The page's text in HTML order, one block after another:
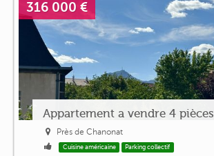
316 000 €
Appartement a vendre 4
Près de Chanonat
Cuisine américaine Parking collectif